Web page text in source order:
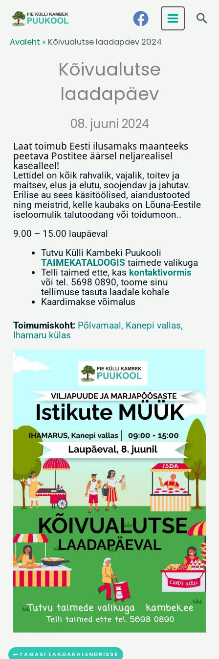
Avaleht » Kõivualutse laadapäev 2024
Kõivualutse
laadapäev
08. juuni 2024
Laat toimub Eesti ilusamaks maanteeks
peetava Postitee äärsel neljarealisel
kasealleel!
Lettidel on kõik rahvalik, vajalik, toitev ja
maitsev, elus ja elutu, soojendav ja jahutav.
Erilise au sees käsitöölised, aiandustooted
ning meistrid, kelle kaubaks on Lõuna-Eestile
iseloomulik talutoodang või toidumoon..
9.00 – 15.00 laupäeval
Tutvu Külli Kambeki Puukooli
TAIMEKATALOOGIS taimede valikuga
Telli taimed ette, kas kontaktivormis
või tel. 5698 0890, toome sinu
tellimuse tasuta laadale kohale
Kaardimakse võimalus
Toimumiskoht: Põlvamaal, Kanepi vallas,
Ihamaru külas
TAGASI LAADAKALENDRISSE